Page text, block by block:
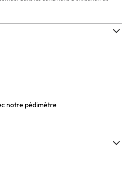
notre pédimètre